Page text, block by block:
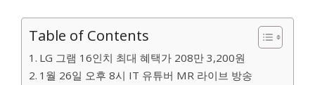
Table of Contents
LG 그램 16인치 최대 혜택가 208만 3,200원
1월 26일 오후 8시 IT 유튜버 MR 라이브 방송